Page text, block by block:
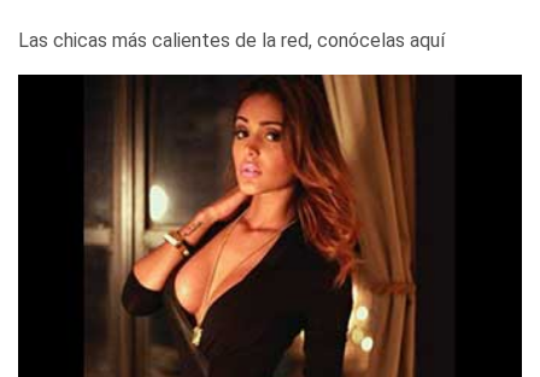
Las chicas más calientes de la red, conócelas aquí